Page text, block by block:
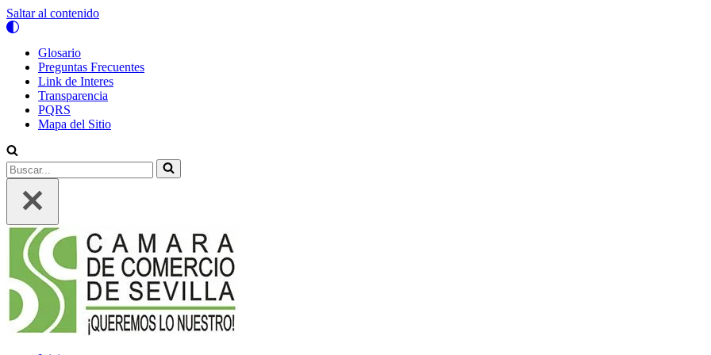
Saltar al contenido
Glosario
Preguntas Frecuentes
Link de Interes
Transparencia
PQRS
Mapa del Sitio
Buscar...